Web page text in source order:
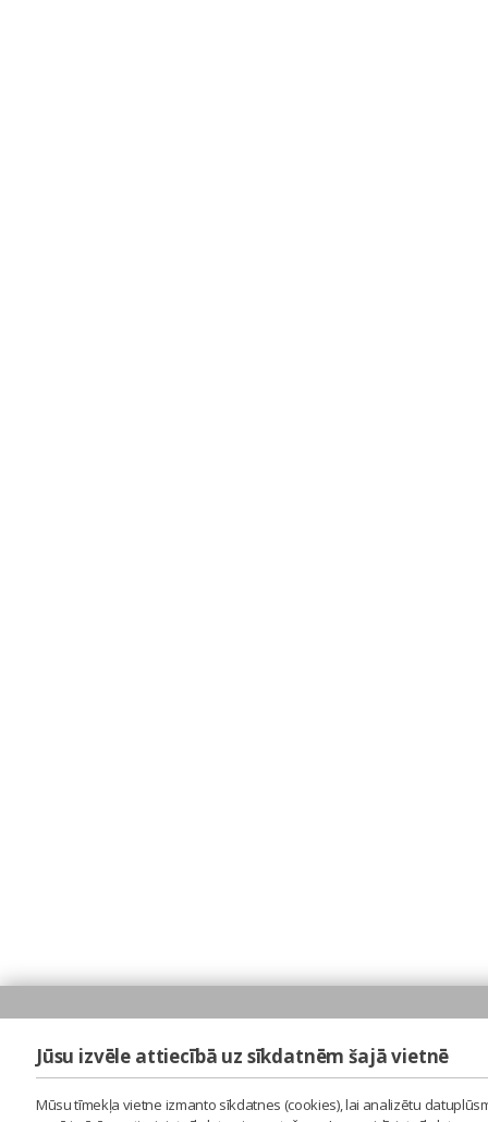
Jūsu izvēle attiecībā uz sīkdatnēm šajā vietnē
Mūsu tīmekļa vietne izmanto sīkdatnes (cookies), lai analizētu